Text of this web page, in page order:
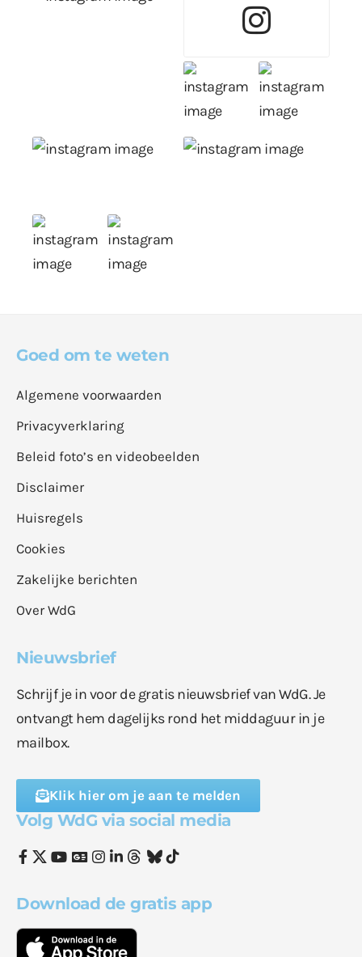
Goed om te weten
Algemene voorwaarden
Privacyverklaring
Beleid foto’s en videobeelden
Disclaimer
Huisregels
Cookies
Zakelijke berichten
Over WdG
Nieuwsbrief
Schrijf je in voor de gratis nieuwsbrief van WdG. Je
ontvangt hem dagelijks rond het middaguur in je
mailbox.
Klik hier om je aan te melden
Volg WdG via social media
Download de gratis app